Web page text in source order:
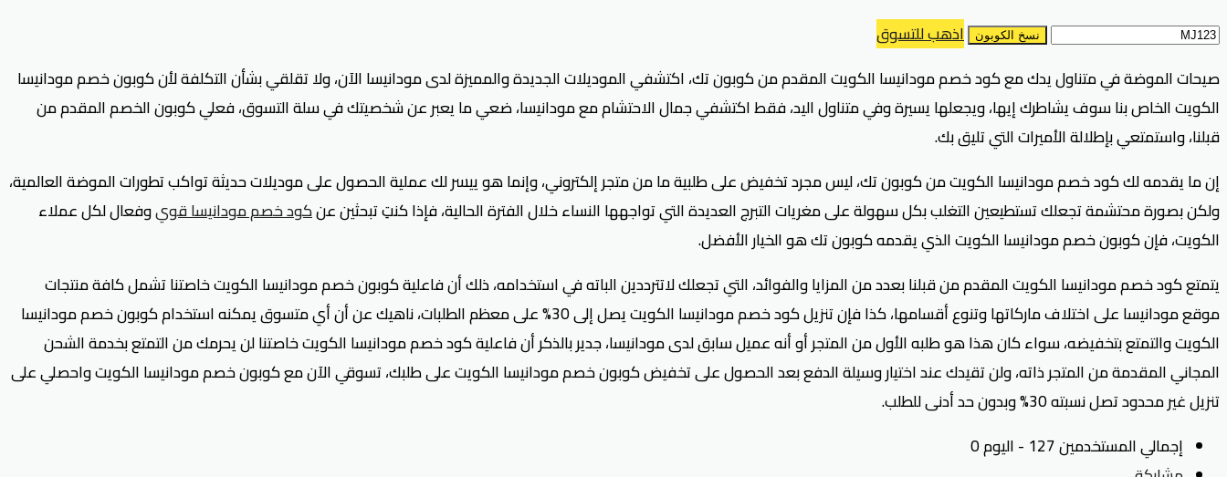
نسخ الكوبون
اذهب للتسوق
صيحات الموضة في متناول يدك مع كود خصم مودانيسا الكويت المقدم من كوبون تك، اكتشفي الموديلات الجديدة والمميزة لدى مودانيسا الآن، ولا تقلقي بشأن التكلفة لأن كوبون خصم مودانيسا
الكويت الخاص بنا سوف يشاطرك إيها، ويجعلها يسيرة وفي متناول اليد، فقط اكتشفي جمال الاحتشام مع مودانيسا، ضعي ما يعبر عن شخصيتك في سلة التسوق، فعلي كوبون الخصم المقدم من
قبلنا، واستمتعي بإطلالة الأميرات التي تليق بك.
إن ما يقدمه لك كود خصم مودانيسا الكويت من كوبون تك، ليس مجرد تخفيض على طلبية ما من متجر إلكتروني، وإنما هو ييسر لك عملية الحصول على موديلات حديثة تواكب تطورات الموضة العالمية،
ولكن بصورة محتشمة تجعلك تستطيعين التغلب بكل سهولة على مغريات التبرج العديدة التي تواجهها النساء خلال الفترة الحالية، فإذا كنتِ تبحثين عنكود خصم مودانيسا قويوفعال لكل عملاء
الكويت، فإن كوبون خصم مودانيسا الكويت الذي يقدمه كوبون تك هو الخيار الأفضل.
يتمتع كود خصم مودانيسا الكويت المقدم من قبلنا بعدد من المزايا والفوائد، التي تجعلك لاتترددين الباته في استخدامه، ذلك أن فاعلية كوبون خصم مودانيسا الكويت خاصتنا تشمل كافة منتجات
موقع مودانيسا على اختلاف ماركاتها وتنوع أقسامها، كذا فإن تنزيل كود خصم مودانيسا الكويت يصل إلى 30% على معظم الطلبات، ناهيك عن أن أي متسوق يمكنه استخدام كوبون خصم مودانيسا
الكويت والتمتع بتخفيضه، سواء كان هذا هو طلبه الأول من المتجر أو أنه عميل سابق لدى مودانيسا، جدير بالذكر أن فاعلية كود خصم مودانيسا الكويت خاصتنا لن يحرمك من التمتع بخدمة الشحن
المجاني المقدمة من المتجر ذاته، ولن تقيدك عند اختيار وسيلة الدفع بعد الحصول على تخفيض كوبون خصم مودانيسا الكويت على طلبك، تسوقي الآن مع كوبون خصم مودانيسا الكويت واحصلي على
تنزيل غير محدود تصل نسبته 30% وبدون حد أدنى للطلب.
إجمالي المستخدمين 127 - اليوم 0